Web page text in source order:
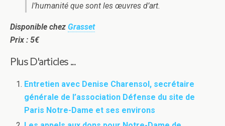
l’humanité que sont les œuvres d’art.
Disponible chez Grasset
Prix : 5€
Plus D'articles ...
Entretien avec Denise Charensol, secrétaire
générale de l’association Défense du site de
Paris Notre-Dame et ses environs